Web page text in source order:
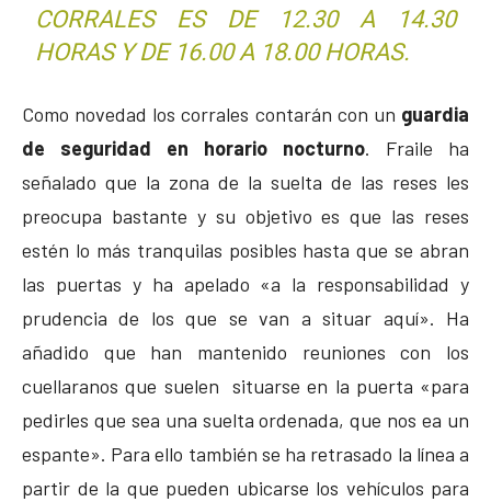
CORRALES ES DE 12.30 A 14.30
HORAS Y DE 16.00 A 18.00 HORAS.
Como novedad los corrales contarán con un guardia
de seguridad en horario nocturno. Fraile ha
señalado que la zona de la suelta de las reses les
preocupa bastante y su objetivo es que las reses
estén lo más tranquilas posibles hasta que se abran
las puertas y ha apelado «a la responsabilidad y
prudencia de los que se van a situar aquí». Ha
añadido que han mantenido reuniones con los
cuellaranos que suelen situarse en la puerta «para
pedirles que sea una suelta ordenada, que nos ea un
espante». Para ello también se ha retrasado la línea a
partir de la que pueden ubicarse los vehículos para